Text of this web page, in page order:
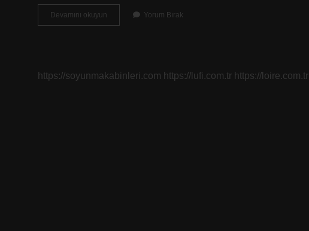
Devamını okuyun
Bilim
Yorum Bırak
https://soyunmakabinleri.com https://lufi.com.tr https://loire.com.tr